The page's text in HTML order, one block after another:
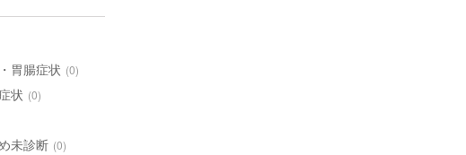
胃腸症状 (0)
状 (0)
未診断 (0)